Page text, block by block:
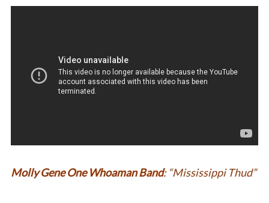
Molly Gene One Whoaman Band: “Mississippi Thud”